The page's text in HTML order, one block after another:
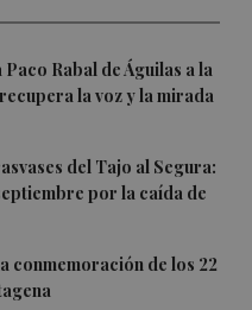
Rabal de Águilas a la
la voz y la mirada
del Tajo al Segura:
por la caída de
conmemoración de los 22